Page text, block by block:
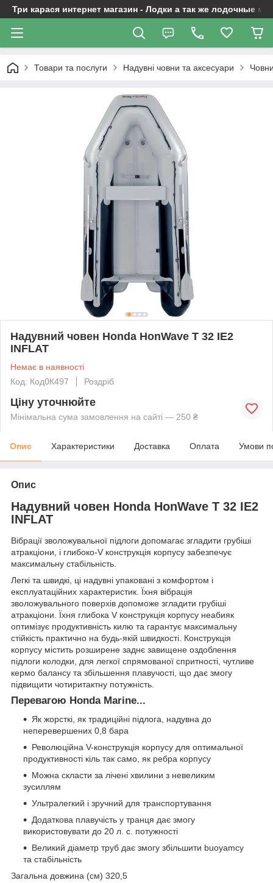
Три карася интернет магазин - Лодки а так же лодочные
Товари та послуги Надувні човни та аксесуари
Надувний човен Honda HonWave T 32 IE2
INFLAT
Немає в наявності
Код: Код0К497
Роздріб
Ціну уточнюйте
Мінімальна сума замовлення на сайті — 250 ₴
Опис Характеристики Доставка Оплата Умови
Опис
Надувний човен Honda HonWave T 32 IE2
INFLAT
Вібрації зволожувальної підлоги допомагає згладити грубіші
атракціони, і глибоко-V конструкція корпусу забезпечує
максимальну стабільність.
Легкі та швидкі, ці надувні упаковані з комфортом і
експлуатаційних характеристик. Їхня вібрація
зволожувального поверхів допоможе згладити грубіші
атракціони. Їхня глибока V конструкція корпусу неабияк
оптимізує продуктивність килю та гарантує максимальну
стійкість практично на будь-якій швидкості. Конструкція
корпусу містить розширене заднє завищене оздоблення
підлоги колодки, для легкої спрямованої спритності, чутливе
кермо балансу та збільшення плавучості, що дає змогу
підвищити чотиритактну потужність.
Перевагою Honda Marine...
Як жорсткі, як традиційні підлога, надувна до
неперевершених 0,8 бара
Революційна V-конструкція корпусу для оптимальної
продуктивності кіль так само, як ребра корпусу
Можна скласти за лічені хвилини з невеликим
зусиллям
Ультралегкий і зручний для транспортування
Додаткова плавучість у транця дає змогу
використовувати до 20 л. с. потужності
Великий діаметр труб дає змогу збільшити buoyamcy
та стабільність
Загальна довжина (см) 320,5